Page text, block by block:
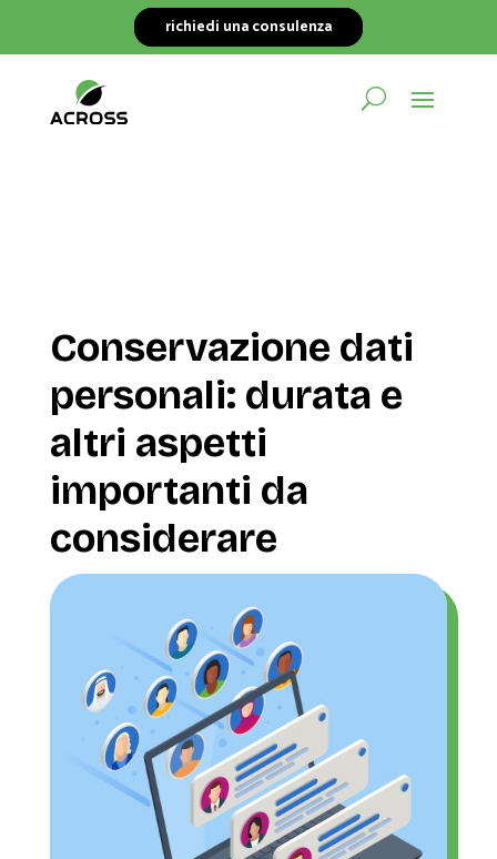
richiedi una consulenza
Conservazione dati
personali: durata e
altri aspetti
importanti da
considerare